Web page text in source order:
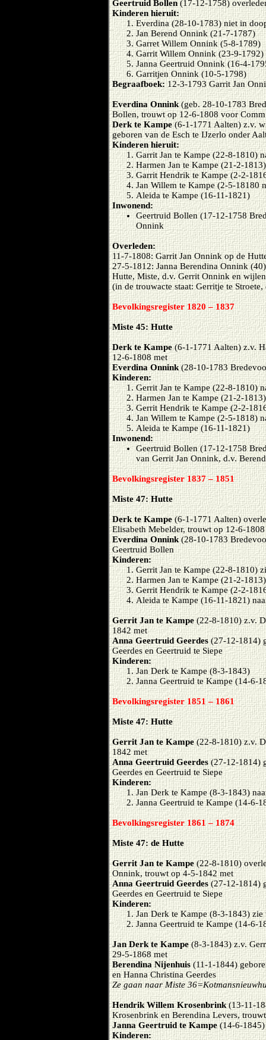
Geertruid Bollen(17-12-1758)
Kinderen hieruit:
Everdina (28-10-1783) niet in
Jan Berend Onnink (21-7-1787)
Garret Willem Onnink (5-8-1789)
Garrit Willem Onnink (23-9-
Janna Geertruid Onnink (16-4-
Garritjen Onnink (10-5-1798)
Begraafboek: 12-3-1793 Garrit Jan
Everdina Onnink(geb. 28-10-1783
Bollen, trouwt op 12-6-1808 voor
Derk te Kampe(6-1-1771 Aalten) z.v.
geboren van de Esch te IJzerlo onder
Kinderen hieruit:
Garrit Jan te Kampe (22-8-1810)
Harmen Jan te Kampe (21-2-1813)
Garrit Hendrik te Kampe (2-2-
Jan Willem te Kampe (2-5-18180
Aleida te Kampe (16-11-1821)
Inwonend:
Geertruid Bollen (17-12-1758
Onnink
Overleden:
11-7-1808: Garrit Jan Onnink op de
27-5-1812: Janna Berendina Onnink
Hutte, Miste, d.v. Gerrit Onnink en
(in de trouwacte staat: Gerritje te
Bevolkingsregister 1820 – 1837
Miste 45: Hutte
Derk te Kampe(6-1-1771 Aalten) z.v.
12-6-1808 met
Everdina Onnink(28-10-1783
Kinderen:
Gerrit Jan te Kampe (22-8-1810)
Harmen Jan te Kampe (21-2-1813)
Gerrit Hendrik te Kampe (2-2-
Jan Willem te Kampe (2-5-1818)
Aleida te Kampe (16-11-1821)
Inwonend:
Geertruid Bollen (17-12-1758
van Gerrit Jan Onnink, d.v.
Bevolkingsregister 1837 – 1851
Miste 47: Hutte
Derk te Kampe(6-1-1771 Aalten)
Elisabeth Mebelder, trouwt op 12-6-
Everdina Onnink(28-10-1783
Geertruid Bollen
Kinderen:
Gerrit Jan te Kampe (22-8-1810)
Harmen Jan te Kampe (21-2-
Gerrit Hendrik te Kampe (2-2-
Aleida te Kampe (16-11-1821)
Gerrit Jan te Kampe(22-8-1810) z.v.
1842 met
Anna Geertruid Geerdes(27-12-1814)
Geerdes en Geertruid te Siepe
Kinderen:
Jan Derk te Kampe (8-3-1843)
Janna Geertruid te Kampe (14-6-
Bevolkingsregister 1851 – 1861
Miste 47: Hutte
Gerrit Jan te Kampe(22-8-1810) z.v.
1842 met
Anna Geertruid Geerdes (27-12-1814)
Geerdes en Geertruid te Siepe
Kinderen:
Jan Derk te Kampe (8-3-1843)
Janna Geertruid te Kampe (14-6-
Bevolkingsregister 1861 – 1874
Miste 47: de Hutte
Gerrit Jan te Kampe(22-8-1810)
Onnink, trouwt op 4-5-1842 met
Anna Geertruid Geerdes (27-12-1814)
Geerdes en Geertruid te Siepe
Kinderen:
Jan Derk te Kampe (8-3-1843) zie
Janna Geertruid te Kampe (14-6-
Jan Derk te Kampe(8-3-1843) z.v.
29-5-1868 met
Berendina Nijenhuis(11-1-1844)
en Hanna Christina Geerdes
Ze gaan naar Miste
Hendrik Willem Krosenbrink(13-11-
Krosenbrink en Berendina Levers,
Janna Geertruid te Kampe (14-6-1845)
Kinderen: